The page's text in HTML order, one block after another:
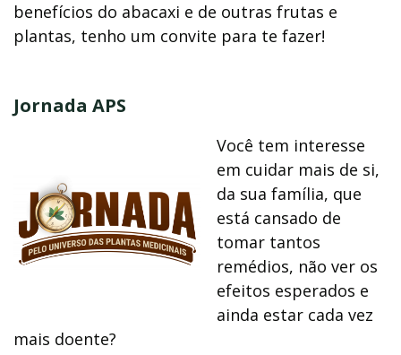
benefícios do abacaxi e de outras frutas e
plantas, tenho um convite para te fazer!
Jornada APS
Você tem interesse
em cuidar mais de si,
da sua família, que
está cansado de
tomar tantos
remédios, não ver os
efeitos esperados e
ainda estar cada vez
mais doente?